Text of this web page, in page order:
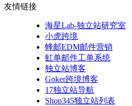
友情链接
海星Lab-独立站研究室
小虎跨境
蜂邮EDM邮件营销
虹单邮件工单系统
独立站博客
Goker跨境博客
17独立站导航
Shop345独立站列表